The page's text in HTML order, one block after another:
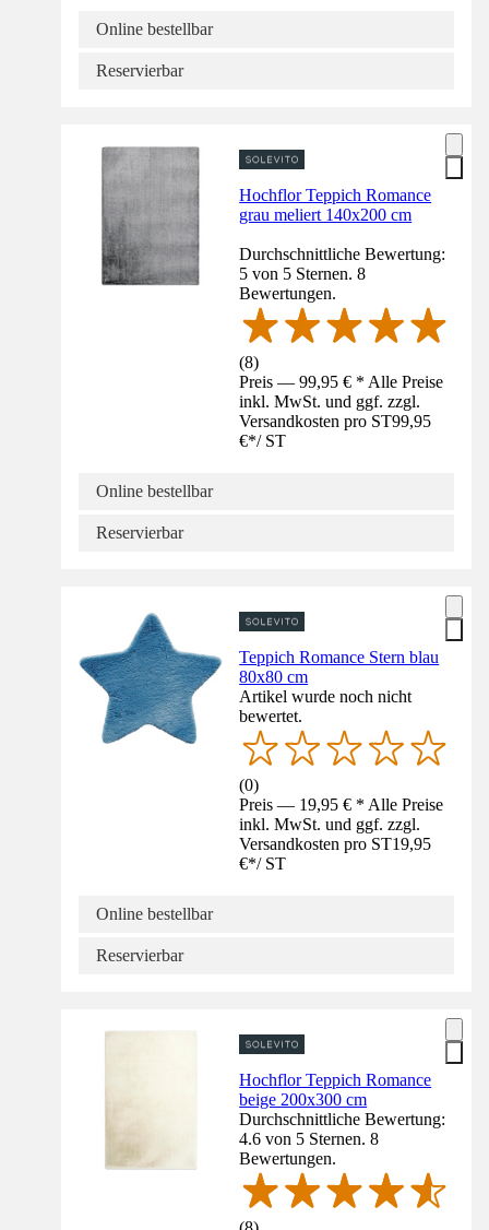
Online bestellbar
Reservierbar
Hochflor Teppich Romance
grau meliert 140x200 cm
Durchschnittliche Bewertung:
5 von 5 Sternen. 8
Bewertungen.
(8)
Preis — 99,95 € * Alle Preise
inkl. MwSt. und ggf. zzgl.
Versandkosten pro ST99,95
€*/ ST
Online bestellbar
Reservierbar
Teppich Romance Stern blau
80x80 cm
Artikel wurde noch nicht
bewertet.
(0)
Preis — 19,95 € * Alle Preise
inkl. MwSt. und ggf. zzgl.
Versandkosten pro ST19,95
€*/ ST
Online bestellbar
Reservierbar
Hochflor Teppich Romance
beige 200x300 cm
Durchschnittliche Bewertung:
4.6 von 5 Sternen. 8
Bewertungen.